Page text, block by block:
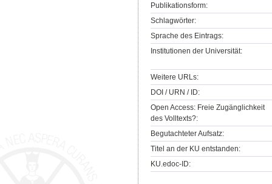
Publikationsform:
Schlagwörter:
Sprache des Eintrags:
Institutionen der Universität:
Weitere URLs:
DOI / URN / ID:
Open Access: Freie Zugänglichkeit
des Volltexts?:
Begutachteter Aufsatz:
Titel an der KU entstanden:
KU.edoc-ID: